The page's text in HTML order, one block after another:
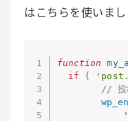
はこちらを使いまし
function
if
(
// 投